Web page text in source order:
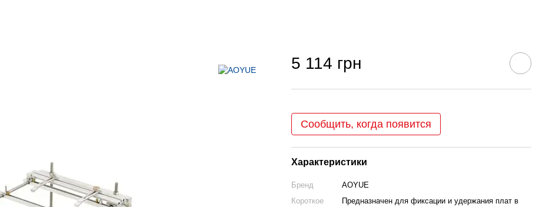
5 114 грн
Сообщить, когда появится
Характеристики
Бренд
AOYUE
Короткое
Предназначен для фиксации и удержания плат в